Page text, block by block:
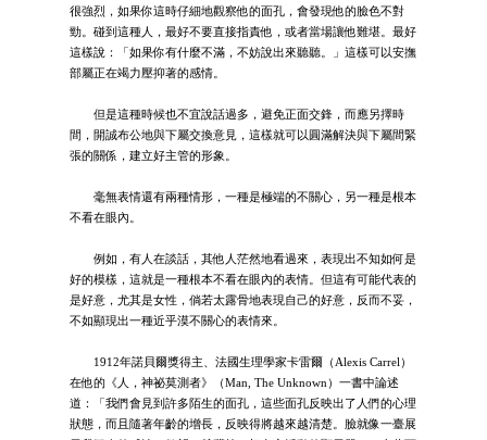
很強烈，如果你這時仔細地觀察他的面孔，會發現他的臉色不對
勁。碰到這種人，最好不要直接指責他，或者當場讓他難堪。最好
這樣說：「如果你有什麼不滿，不妨說出來聽聽。」這樣可以安撫
部屬正在竭力壓抑著的感情。
但是這種時候也不宜說話過多，避免正面交鋒，而應另擇時
間，開誠布公地與下屬交換意見，這樣就可以圓滿解決與下屬間緊
張的關係，建立好主管的形象。
毫無表情還有兩種情形，一種是極端的不關心，另一種是根本
不看在眼內。
例如，有人在談話，其他人茫然地看過來，表現出不知如何是
好的模樣，這就是一種根本不看在眼內的表情。但這有可能代表的
是好意，尤其是女性，倘若太露骨地表現自己的好意，反而不妥，
不如顯現出一種近乎漠不關心的表情來。
1912年諾貝爾獎得主、法國生理學家卡雷爾（Alexis Carrel）
在他的《人，神祕莫測者》（Man, The Unknown）一書中論述
道：「我們會見到許多陌生的面孔，這些面孔反映出了人們的心理
狀態，而且隨著年齡的增長，反映得將越來越清楚。臉就像一臺展